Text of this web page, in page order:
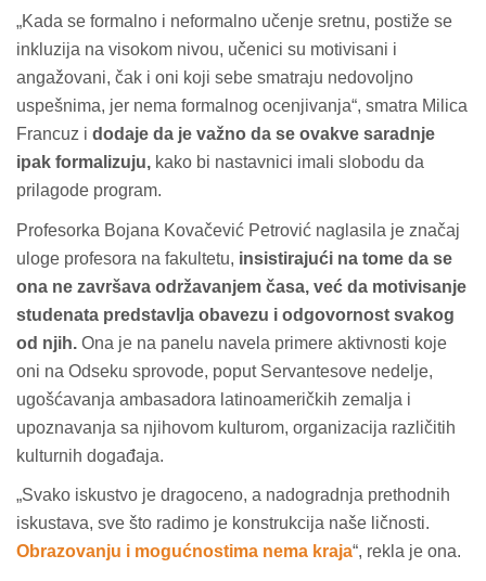
„Kada se formalno i neformalno učenje sretnu, postiže se
inkluzija na visokom nivou, učenici su motivisani i
angažovani, čak i oni koji sebe smatraju nedovoljno
uspešnima, jer nema formalnog ocenjivanja“, smatra Milica
Francuz i dodaje da je važno da se ovakve saradnje
ipak formalizuju, kako bi nastavnici imali slobodu da
prilagode program.
Profesorka Bojana Kovačević Petrović naglasila je značaj
uloge profesora na fakultetu, insistirajući na tome da se
ona ne završava održavanjem časa, već da motivisanje
studenata predstavlja obavezu i odgovornost svakog
od njih. Ona je na panelu navela primere aktivnosti koje
oni na Odseku sprovode, poput Servantesove nedelje,
ugošćavanja ambasadora latinoameričkih zemalja i
upoznavanja sa njihovom kulturom, organizacija različitih
kulturnih događaja.
„Svako iskustvo je dragoceno, a nadogradnja prethodnih
iskustava, sve što radimo je konstrukcija naše ličnosti.
Obrazovanju i mogućnostima nema kraja“, rekla je ona.